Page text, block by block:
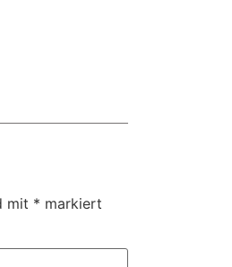
mit * markiert